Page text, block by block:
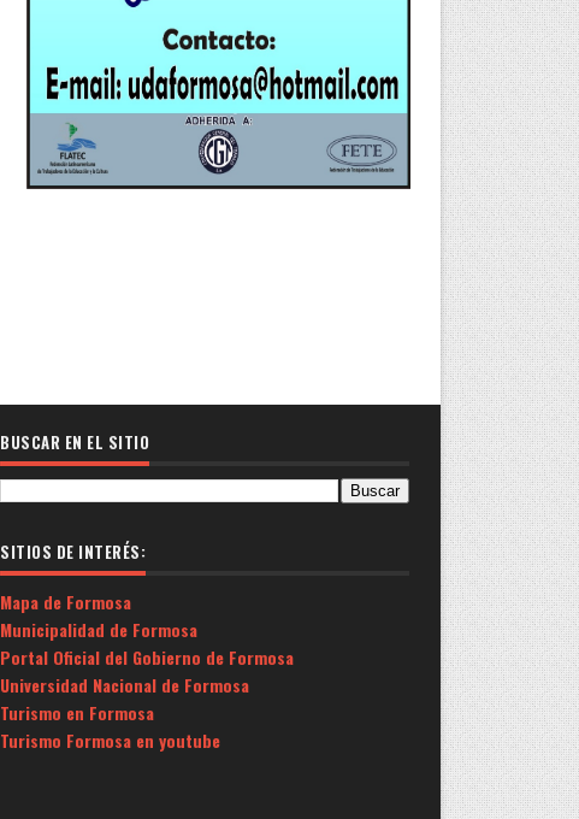
BUSCAR EN EL SITIO
SITIOS DE INTERÉS:
Mapa de Formosa
Municipalidad de Formosa
Portal Oficial del Gobierno de Formosa
Universidad Nacional de Formosa
Turismo en Formosa
Turismo Formosa en youtube